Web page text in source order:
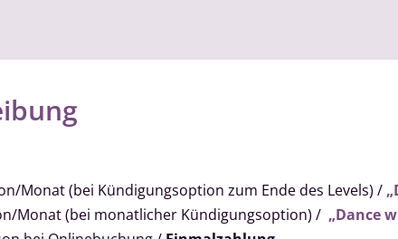
Monat (bei Kündigungsoption zum Ende des Levels) /
Monat (bei monatlicher Kündigungsoption) / „Dance